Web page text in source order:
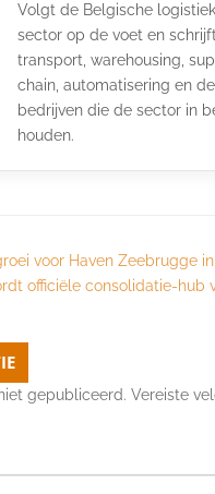
Volgt de Belgische
sector op de voet en
transport, warehousing,
chain, automatisering en de
bedrijven die de sector in
houden.
voor Haven Zeebrugge in
officiële consolidatie-hub
gepubliceerd. Vereiste